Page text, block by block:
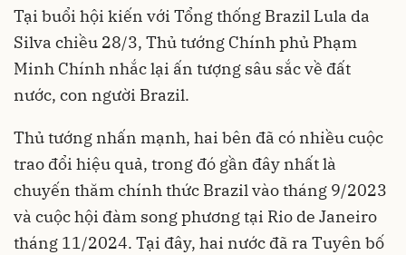
Tại buổi hội kiến với Tổng thống Brazil Lula da
Silva chiều 28/3, Thủ tướng Chính phủ Phạm
Minh Chính nhắc lại ấn tượng sâu sắc về đất
nước, con người Brazil.
Thủ tướng nhấn mạnh, hai bên đã có nhiều cuộc
trao đổi hiệu quả, trong đó gần đây nhất là
chuyến thăm chính thức Brazil vào tháng 9/2023
và cuộc hội đàm song phương tại Rio de Janeiro
tháng 11/2024. Tại đây, hai nước đã ra Tuyên bố